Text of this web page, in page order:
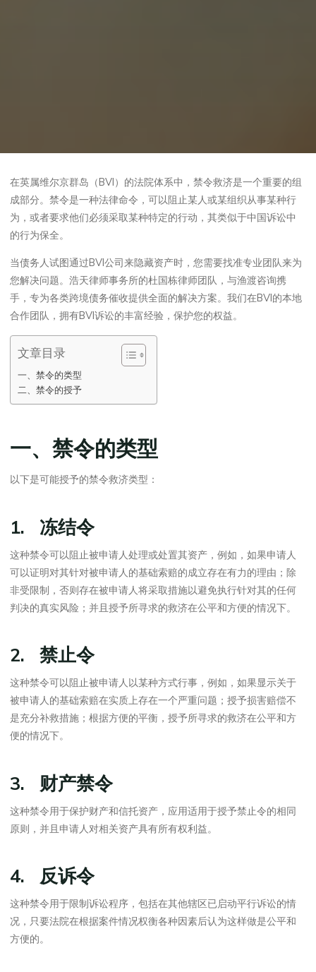
在英属维尔京群岛（BVI）的法院体系中，禁令救济是一个重要的组
成部分。禁令是一种法律命令，可以阻止某人或某组织从事某种行
为，或者要求他们必须采取某种特定的行动，其类似于中国诉讼中
的行为保全。
当债务人试图通过BVI公司来隐藏资产时，您需要找准专业团队来为
您解决问题。浩天律师事务所的杜国栋律师团队，与渔渡咨询携
手，专为各类跨境债务催收提供全面的解决方案。我们在BVI的本地
合作团队，拥有BVI诉讼的丰富经验，保护您的权益。
文章目录
一、禁令的类型
二、禁令的授予
一、禁令的类型
以下是可能授予的禁令救济类型：
1. 冻结令
这种禁令可以阻止被申请人处理或处置其资产，例如，如果申请人
可以证明对其针对被申请人的基础索赔的成立存在有力的理由；除
非受限制，否则存在被申请人将采取措施以避免执行针对其的任何
判决的真实风险；并且授予所寻求的救济在公平和方便的情况下。
2. 禁止令
这种禁令可以阻止被申请人以某种方式行事，例如，如果显示关于
被申请人的基础索赔在实质上存在一个严重问题；授予损害赔偿不
是充分补救措施；根据方便的平衡，授予所寻求的救济在公平和方
便的情况下。
3. 财产禁令
这种禁令用于保护财产和信托资产，应用适用于授予禁止令的相同
原则，并且申请人对相关资产具有所有权利益。
4. 反诉令
这种禁令用于限制诉讼程序，包括在其他辖区已启动平行诉讼的情
况，只要法院在根据案件情况权衡各种因素后认为这样做是公平和
方便的。